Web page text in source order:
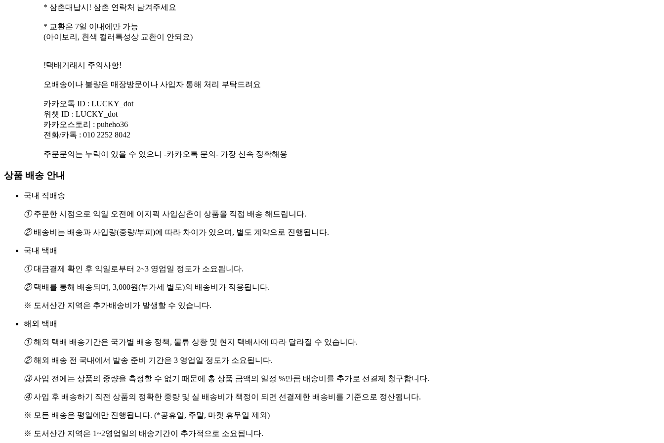
* 삼촌대납시! 삼촌 연락처 남겨주세요
* 교환은 7일 이내에만 가능
(아이보리, 흰색 컬러특성상 교환이 안되요)
!택배거래시 주의사항!
오배송이나 불량은 매장방문이나 사입자 통해 처리 부탁드려요
카카오톡 ID : LUCKY_dot
위챗 ID : LUCKY_dot
카카오스토리 : puheho36
전화/카톡 : 010 2252 8042
주문문의는 누락이 있을 수 있으니 -카카오톡 문의- 가장 신속 정확해용
상품 배송 안내
국내 직배송
①주문한 시점으로 익일 오전에 이지픽 사입삼촌이 상품을 직접 배송 해드립니다.
②배송비는 배송과 사입량(중량/부피)에 따라 차이가 있으며, 별도 계약으로 진행됩니다.
국내 택배
①대금결제 확인 후 익일로부터 2~3 영업일 정도가 소요됩니다.
②택배를 통해 배송되며, 3,000원(부가세 별도)의 배송비가 적용됩니다.
※ 도서산간 지역은 추가배송비가 발생할 수 있습니다.
해외 택배
①해외 택배 배송기간은 국가별 배송 정책, 물류 상황 및 현지 택배사에 따라 달라질 수 있습니다.
②해외 배송 전 국내에서 발송 준비 기간은 3 영업일 정도가 소요됩니다.
③사입 전에는 상품의 중량을 측정할 수 없기 때문에 총 상품 금액의 일정 %만큼 배송비를 추가로 선결제 청구합니다.
④사입 후 배송하기 직전 상품의 정확한 중량 및 실 배송비가 책정이 되면 선결제한 배송비를 기준으로 정산됩니다.
※ 모든 배송은 평일에만 진행됩니다. (*공휴일, 주말, 마켓 휴무일 제외)
※ 도서산간 지역은 1~2영업일의 배송기간이 추가적으로 소요됩니다.